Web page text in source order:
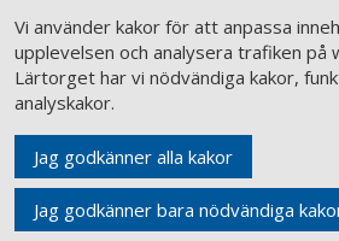
Vi använder kakor för att anpassa
upplevelsen och analysera trafiken på
Lärtorget har vi nödvändiga kakor,
analyskakor.
Jag godkänner alla kakor
Jag godkänner bara nödvändiga